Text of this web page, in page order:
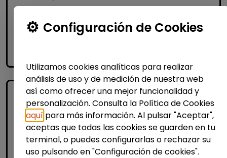
Me interesa
Configuración de Cookies
Utilizamos cookies analíticas para realizar
análisis de uso y de medición de nuestra web
así como ofrecer una mejor funcionalidad y
personalización. Consulta la Política de Cookies
aquí para más información. Al pulsar "Aceptar",
aceptas que todas las cookies se guarden en tu
terminal, o puedes configurarlas o rechazar su
uso pulsando en "Configuración de cookies".